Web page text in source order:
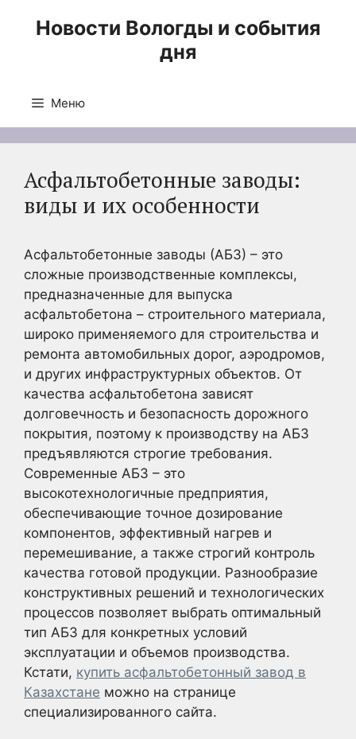
Новости Вологды и события
дня
Меню
Асфальтобетонные заводы:
виды и их особенности
Асфальтобетонные заводы (АБЗ) – это
сложные производственные комплексы,
предназначенные для выпуска
асфальтобетона – строительного материала,
широко применяемого для строительства и
ремонта автомобильных дорог, аэродромов,
и других инфраструктурных объектов. От
качества асфальтобетона зависят
долговечность и безопасность дорожного
покрытия, поэтому к производству на АБЗ
предъявляются строгие требования.
Современные АБЗ – это
высокотехнологичные предприятия,
обеспечивающие точное дозирование
компонентов, эффективный нагрев и
перемешивание, а также строгий контроль
качества готовой продукции. Разнообразие
конструктивных решений и технологических
процессов позволяет выбрать оптимальный
тип АБЗ для конкретных условий
эксплуатации и объемов производства.
Кстати, купить асфальтобетонный завод в
Казахстане можно на странице
специализированного сайта.